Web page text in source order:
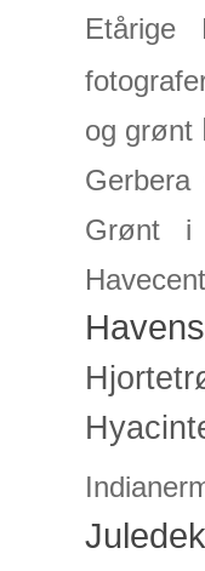
Etårige
og grønt
Gerbera
Grønt i